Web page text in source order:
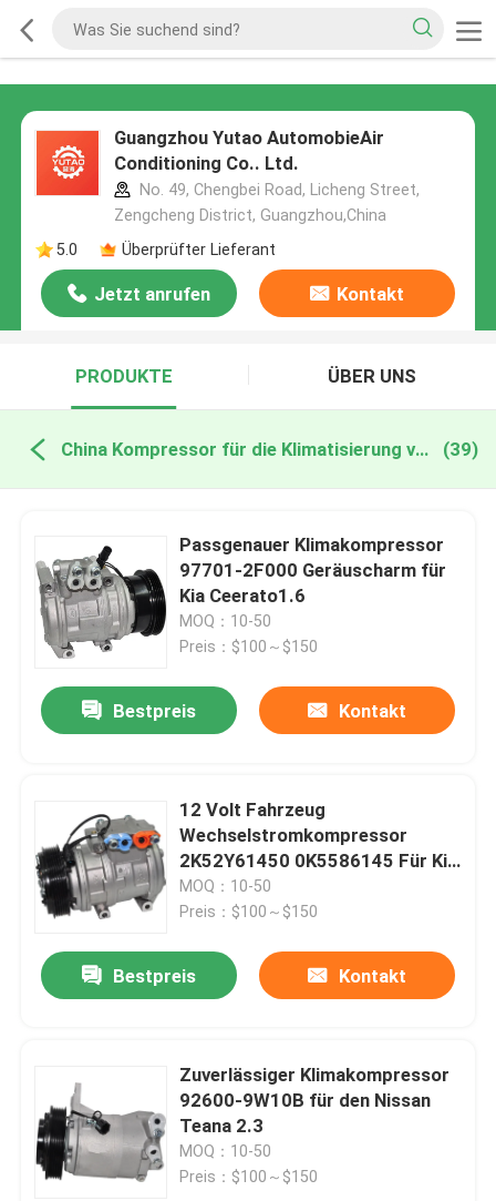
Guangzhou Yutao AutomobieAir
Conditioning Co.. Ltd.
No. 49, Chengbei Road, Licheng Street,
Zengcheng District, Guangzhou,China
5.0
Überprüfter Lieferant
Jetzt anrufen Kontakt
PRODUKTE ÜBER UNS
China Kompressor für die Klimatisierung von Fahrzeugen (39)
Passgenauer Klimakompressor
97701-2F000 Geräuscharm für
Kia Ceerato1.6
MOQ：10-50
Preis：$100～$150
Bestpreis Kontakt
12 Volt Fahrzeug
Wechselstromkompressor
2K52Y61450 0K5586145 Für Kia
Carnival 3.5
MOQ：10-50
Preis：$100～$150
Bestpreis Kontakt
Zuverlässiger Klimakompressor
92600-9W10B für den Nissan
Teana 2.3
MOQ：10-50
Preis：$100～$150